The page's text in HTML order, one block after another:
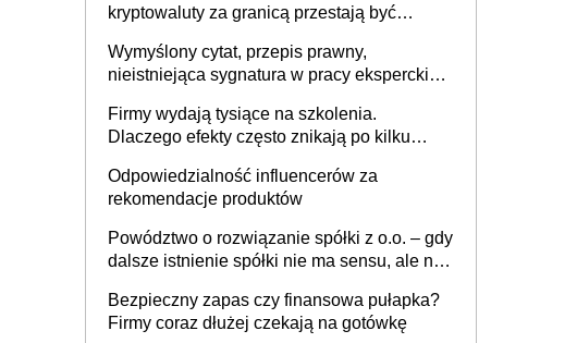
kryptowaluty za granicą przestają być
Wymyślony cytat, przepis prawny,
nieistniejąca sygnatura w pracy eksperckiej -
firmie
Firmy wydają tysiące na szkolenia.
Dlaczego efekty często znikają po kilku
Odpowiedzialność influencerów za
rekomendacje produktów
Powództwo o rozwiązanie spółki z o.o. – gdy
dalsze istnienie spółki nie ma sensu, ale nie
Bezpieczny zapas czy finansowa pułapka?
Firmy coraz dłużej czekają na gotówkę